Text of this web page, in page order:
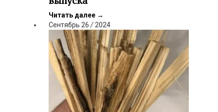
Читать далее →
Сентябрь 26 / 2024